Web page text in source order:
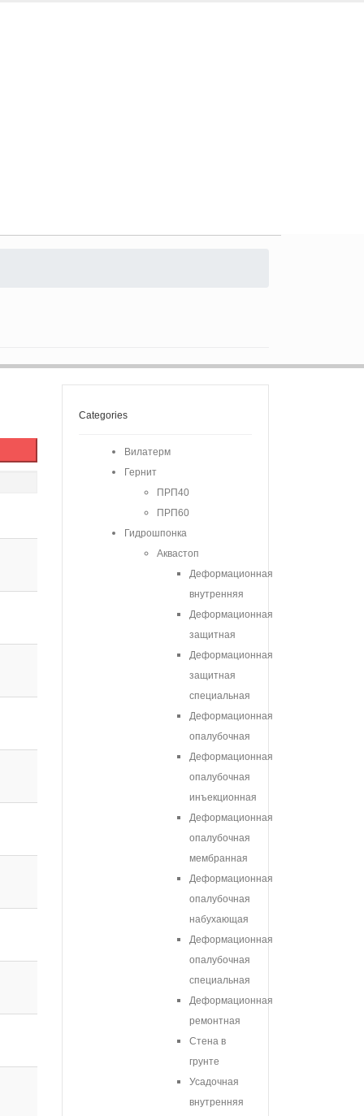
Categories
Вилатерм
Гернит
ПРП40
ПРП60
Гидрошпонка
Аквастоп
Деформационная
внутренняя
Деформационная
защитная
Деформационная
защитная
специальная
Деформационная
опалубочная
Деформационная
опалубочная
инъекционная
Деформационная
опалубочная
мембранная
Деформационная
опалубочная
набухающая
Деформационная
опалубочная
специальная
Деформационная
ремонтная
Стена в
грунте
Усадочная
внутренняя